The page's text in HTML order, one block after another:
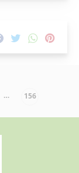
… 156